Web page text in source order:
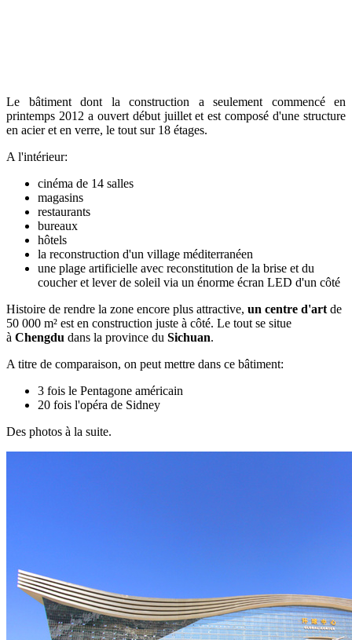
Le bâtiment dont la construction a seulement commencé en
printemps 2012 a ouvert début juillet et est composé d'une structure
en acier et en verre, le tout sur 18 étages.
A l'intérieur:
cinéma de 14 salles
magasins
restaurants
bureaux
hôtels
la reconstruction d'un village méditerranéen
une plage artificielle avec reconstitution de la brise et du
coucher et lever de soleil via un énorme écran LED d'un côté
Histoire de rendre la zone encore plus attractive, un centre d'art de
50 000 m² est en construction juste à côté. Le tout se situe
à Chengdu dans la province du Sichuan.
A titre de comparaison, on peut mettre dans ce bâtiment:
3 fois le Pentagone américain
20 fois l'opéra de Sidney
Des photos à la suite.